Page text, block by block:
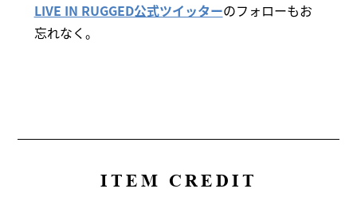
LIVE IN RUGGED公式ツイッターのフォローもお
忘れなく。
ITEM CREDIT